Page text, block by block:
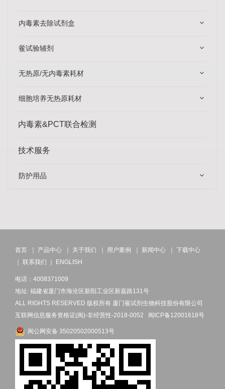
内毒素去除试剂盒
鲎试验辅剂
无热原/无内毒素耗材
细胞培养无热原耗材
内毒素&PCT联合检测
技术服务
防护用品
首页 产品中心 关于我们 用户案例 新闻中心
下载中心
联系我们 ENGLISH
电话：4008371009
地址: 福建省厦门市海沧区新阳工业区新嘉路131号
ALL RIGHTS RESERVED 版权所有 厦门鲎试剂生物科技股份有限公司
互联网信息服务资格证(闽)-非经营性-2018-0052 闽ICP备12001618号
闽公网安备 35020502000513号